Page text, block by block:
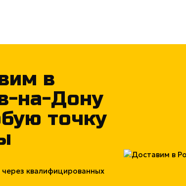
в
на-Дону
точку
квалифицированных